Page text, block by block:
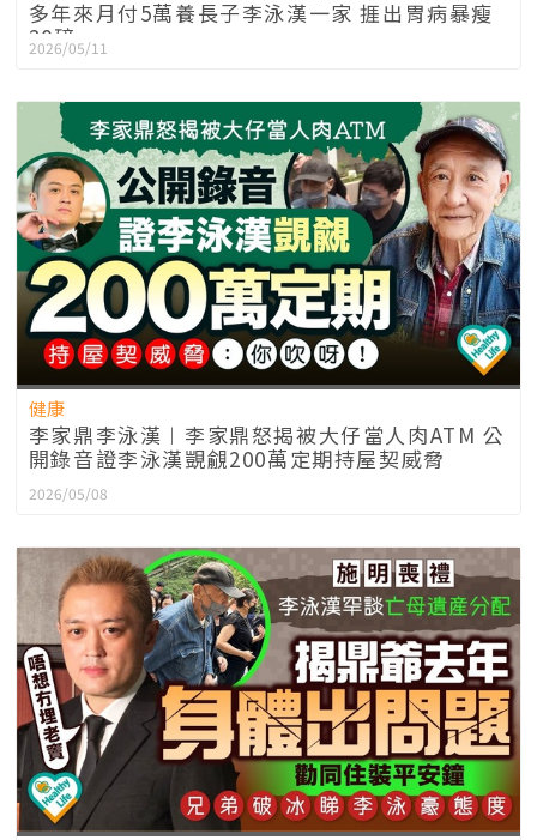
多年來月付5萬養長子李泳漢一家 捱出胃病暴瘦
20磅
2026/05/11
健康
李家鼎李泳漢︱李家鼎怒揭被大仔當人肉ATM 公
開錄音證李泳漢覬覦200萬定期持屋契威脅
2026/05/08